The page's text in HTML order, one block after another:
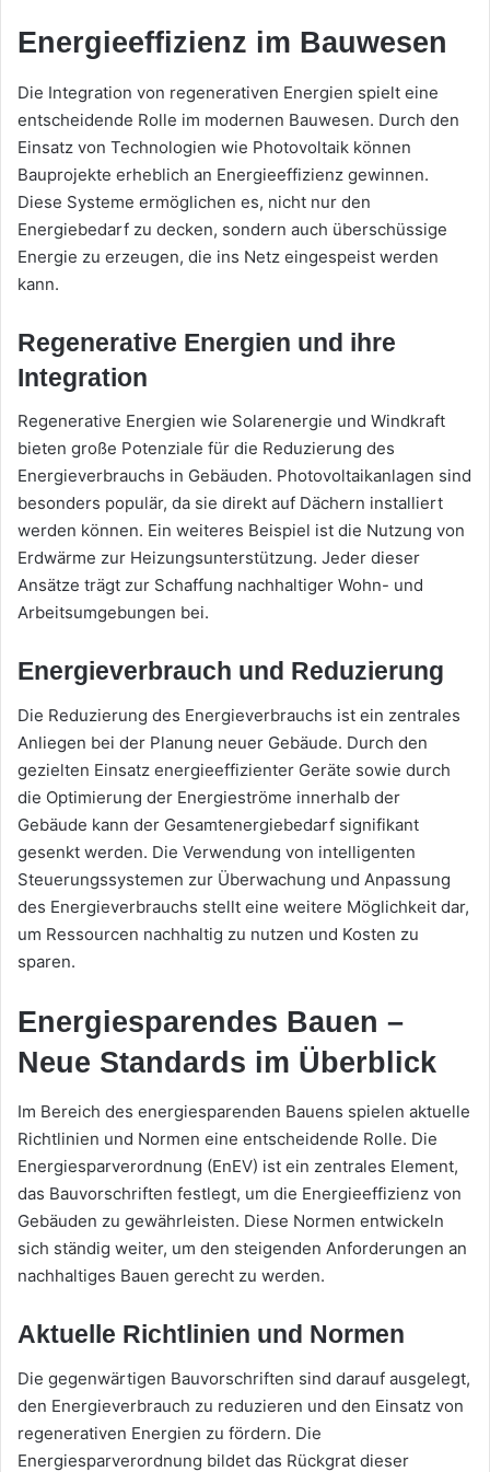
Energieeffizienz im Bauwesen
Die Integration von regenerativen Energien spielt eine
entscheidende Rolle im modernen Bauwesen. Durch den
Einsatz von Technologien wie Photovoltaik können
Bauprojekte erheblich an Energieeffizienz gewinnen.
Diese Systeme ermöglichen es, nicht nur den
Energiebedarf zu decken, sondern auch überschüssige
Energie zu erzeugen, die ins Netz eingespeist werden
kann.
Regenerative Energien und ihre
Integration
Regenerative Energien wie Solarenergie und Windkraft
bieten große Potenziale für die Reduzierung des
Energieverbrauchs in Gebäuden. Photovoltaikanlagen sind
besonders populär, da sie direkt auf Dächern installiert
werden können. Ein weiteres Beispiel ist die Nutzung von
Erdwärme zur Heizungsunterstützung. Jeder dieser
Ansätze trägt zur Schaffung nachhaltiger Wohn- und
Arbeitsumgebungen bei.
Energieverbrauch und Reduzierung
Die Reduzierung des Energieverbrauchs ist ein zentrales
Anliegen bei der Planung neuer Gebäude. Durch den
gezielten Einsatz energieeffizienter Geräte sowie durch
die Optimierung der Energieströme innerhalb der
Gebäude kann der Gesamtenergiebedarf signifikant
gesenkt werden. Die Verwendung von intelligenten
Steuerungssystemen zur Überwachung und Anpassung
des Energieverbrauchs stellt eine weitere Möglichkeit dar,
um Ressourcen nachhaltig zu nutzen und Kosten zu
sparen.
Energiesparendes Bauen –
Neue Standards im Überblick
Im Bereich des energiesparenden Bauens spielen aktuelle
Richtlinien und Normen eine entscheidende Rolle. Die
Energiesparverordnung (EnEV) ist ein zentrales Element,
das Bauvorschriften festlegt, um die Energieeffizienz von
Gebäuden zu gewährleisten. Diese Normen entwickeln
sich ständig weiter, um den steigenden Anforderungen an
nachhaltiges Bauen gerecht zu werden.
Aktuelle Richtlinien und Normen
Die gegenwärtigen Bauvorschriften sind darauf ausgelegt,
den Energieverbrauch zu reduzieren und den Einsatz von
regenerativen Energien zu fördern. Die
Energiesparverordnung bildet das Rückgrat dieser